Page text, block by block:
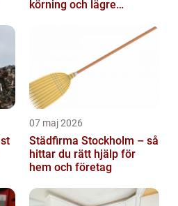
körning och lägre
07 maj 2026
Städfirma Stockholm – så
hittar du rätt hjälp för
hem och företag